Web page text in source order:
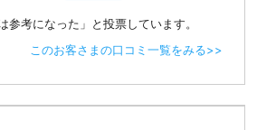
参考になった」と投票しています。
このお客さまの口コミ一覧をみる>>